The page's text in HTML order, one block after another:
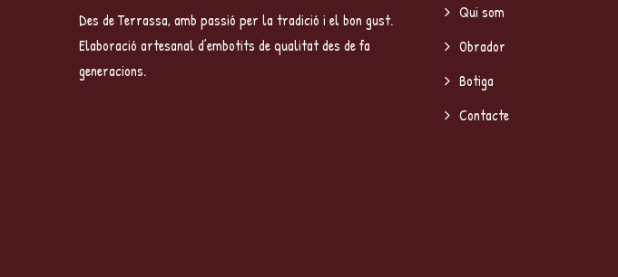
Des de Terrassa, amb passió per la tradició i el bon gust.
Elaboració artesanal d’embotits de qualitat des de fa
generacions.
Qui som
Obrador
Botiga
Contacte